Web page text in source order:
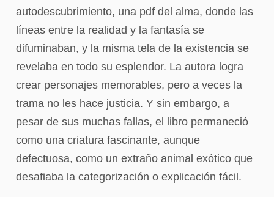
autodescubrimiento, una pdf del alma, donde las
líneas entre la realidad y la fantasía se
difuminaban, y la misma tela de la existencia se
revelaba en todo su esplendor. La autora logra
crear personajes memorables, pero a veces la
trama no les hace justicia. Y sin embargo, a
pesar de sus muchas fallas, el libro permaneció
como una criatura fascinante, aunque
defectuosa, como un extraño animal exótico que
desafiaba la categorización o explicación fácil.